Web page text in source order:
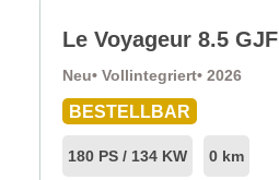
Le Voyageur 8.5 GJF
Neu• Vollintegriert• 2026
BESTELLBAR
180 PS / 134 KW 0 km